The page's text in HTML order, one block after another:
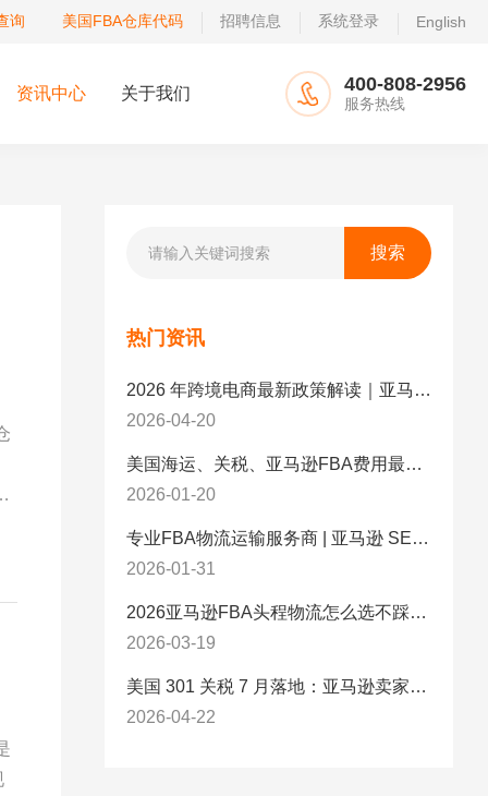
询 美国FBA仓库代码 招聘信息 系统登录 English
资讯中心 关于我们 400-808-2956
服务热线
热门资讯
2026 年跨境电商最新政策解读｜亚马逊卖家必看：合规、成本与物流新机遇
2026-04-20
美国海运、关税、亚马逊FBA费用最新政策解读与应对策略（2026版）
2026-01-20
专业FBA物流运输服务商 | 亚马逊 SEND 官方合作伙伴纽酷国际物流
2026-01-31
2026亚马逊FBA头程物流怎么选不踩坑？SEND/FIST/SPN官方认证物流商，只有这家敢承诺“准达率第一”
2026-03-19
美国 301 关税 7 月落地：亚马逊卖家必看的 5 项合规标准与稳交付方案
2026-04-22